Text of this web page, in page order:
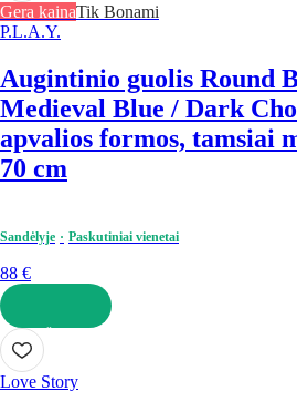
Gera kainaTik Bonami
P.L.A.Y.
Augintinio guolis Round
Medieval Blue / Dark
apvalios formos, tamsiai
70 cm
Sandėlyje Paskutiniai vienetai
88 €
Į KREPŠELĮ
Love Story